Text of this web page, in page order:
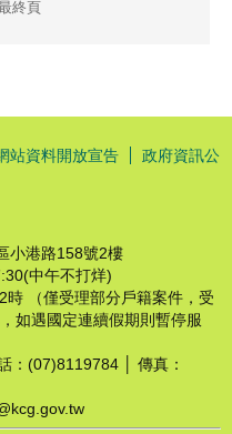
終頁
站資料開放宣告
政府資訊公
小港路158號2樓
中午不打烊)
（僅受理部分戶籍案件，受
如遇國定連續假期則暫停服
：(07)8119784 │ 傳真：